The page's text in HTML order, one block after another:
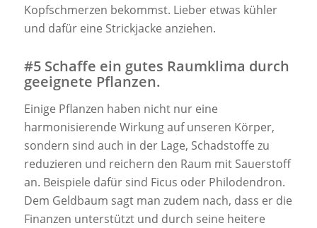
Kopfschmerzen bekommst. Lieber etwas kühler
und dafür eine Strickjacke anziehen.
#5 Schaffe ein gutes Raumklima durch
geeignete Pflanzen.
Einige Pflanzen haben nicht nur eine
harmonisierende Wirkung auf unseren Körper,
sondern sind auch in der Lage, Schadstoffe zu
reduzieren und reichern den Raum mit Sauerstoff
an. Beispiele dafür sind Ficus oder Philodendron.
Dem Geldbaum sagt man zudem nach, dass er die
Finanzen unterstützt und durch seine heitere